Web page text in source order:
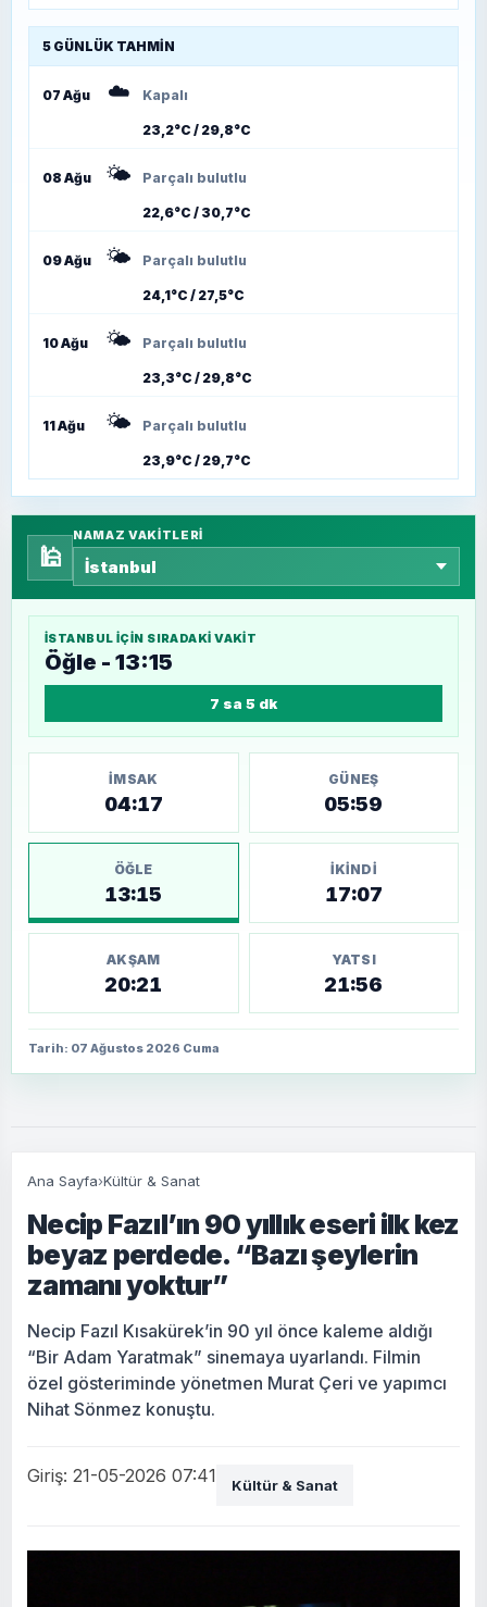
5 GÜNLÜK TAHMIN
07 Ağu ☁️ Kapalı
23,2°C / 29,8°C
08 Ağu 🌤️ Parçalı bulutlu
22,6°C / 30,7°C
09 Ağu 🌤️ Parçalı bulutlu
24,1°C / 27,5°C
10 Ağu 🌤️ Parçalı bulutlu
23,3°C / 29,8°C
11 Ağu 🌤️ Parçalı bulutlu
23,9°C / 29,7°C
🕌
NAMAZ VAKITLERI
İSTANBUL IÇIN SIRADAKI VAKIT
Öğle - 13:15
7 sa 5 dk
İMSAK
04:17
GÜNEŞ
05:59
ÖĞLE
13:15
İKINDI
17:07
AKŞAM
20:21
YATSI
21:56
Tarih: 07 Ağustos 2026 Cuma
Ana Sayfa›Kültür & Sanat
Necip Fazıl’ın 90 yıllık eseri ilk kez
beyaz perdede. “Bazı şeylerin
zamanı yoktur”
Necip Fazıl Kısakürek’in 90 yıl önce kaleme aldığı
“Bir Adam Yaratmak” sinemaya uyarlandı. Filmin
özel gösteriminde yönetmen Murat Çeri ve yapımcı
Nihat Sönmez konuştu.
Giriş: 21-05-2026 07:41 Kültür & Sanat